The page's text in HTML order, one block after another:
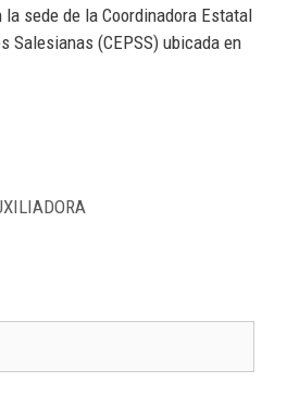
sede de la Coordinadora Estatal
Salesianas (CEPSS) ubicada en